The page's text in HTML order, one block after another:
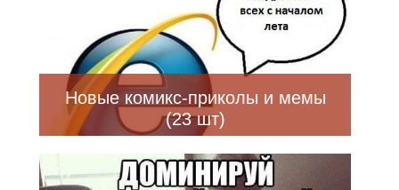
Новые комикс-приколы и мемы
(23 шт)